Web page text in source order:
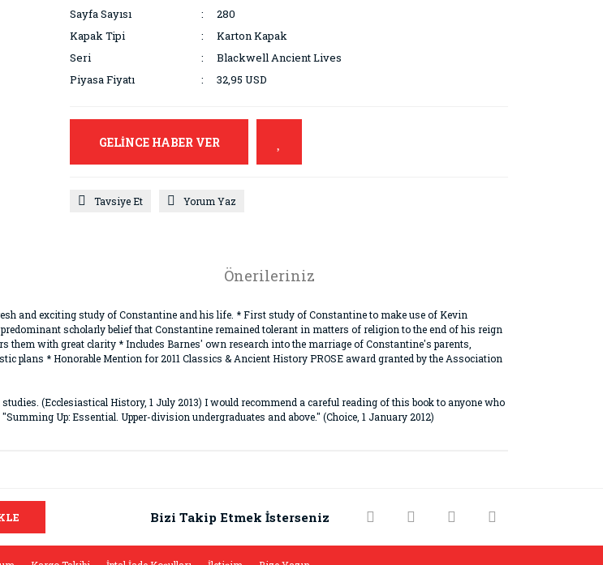
Sayfa Sayısı
280
Kapak Tipi
Karton Kapak
Seri
Blackwell Ancient Lives
Piyasa Fiyatı
32,95 USD
GELİNCE HABER VER
Tavsiye Et Yorum Yaz
Önerileriniz
and exciting study of Constantine and his life. * First study of Constantine to make use of Kevin
scholarly belief that Constantine remained tolerant in matters of religion to the end of his reign
them with great clarity * Includes Barnes' own research into the marriage of Constantine's parents,
plans * Honorable Mention for 2011 Classics & Ancient History PROSE award granted by the Association
(Ecclesiastical History, 1 July 2013) I would recommend a careful reading of this book to anyone who
Up: Essential. Upper-division undergraduates and above." (Choice, 1 January 2012)
Yorum Yaz
Bizi Takip Etmek İsterseniz